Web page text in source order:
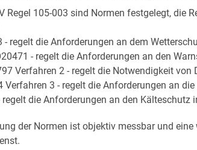
Regel 105-003 sind Normen festgelegt,
- regelt die Anforderungen an dem
- regelt die Anforderungen an den
Verfahren 2 - regelt die Notwendigkeit
Verfahren 3 - regelt die Anforderungen an
regelt die Anforderungen an den Kälteschutz
der Normen ist objektiv messbar und